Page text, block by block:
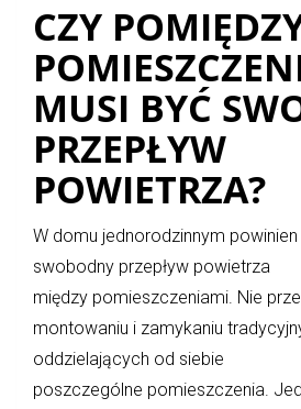
CZY
MUSI BYĆ
PRZEPŁYW
POWIETRZA?
W domu jednorodzinnym
swobodny przepływ powietrza
między pomieszczeniami. Nie
montowaniu i zamykaniu
oddzielających od siebie
poszczególne pomieszczenia.